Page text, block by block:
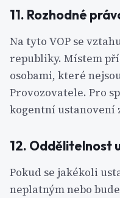
11. Rozhodné
Na tyto VOP se
republiky. Místem
osobami, které
Provozovatele. Pro
kogentní ustanovení
12. Oddělitelnost
Pokud se jakékoli
neplatným nebo